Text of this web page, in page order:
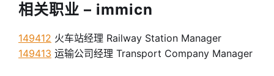
相关职业 – immicn
149412 火车站经理 Railway Station Manager
149413 运输公司经理 Transport Company Manager